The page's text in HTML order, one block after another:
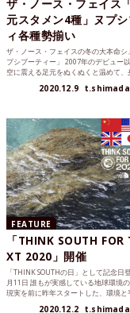
ザ・ノース・フェイス
元スタメン4種」ヌプ
ィ各種勢揃い
ザ・ノース・フェイスの冬の大本命シ
プシブーティー」 2007年のデビュー
空に震える足元をぬくぬくと温めて、
2020.12.9 t.shimada
FEATURE
「THINK SOUTH FOR
XT 2020」開催
「THINK SOUTHの日」として記念日
月11日 誰もが実感している地球環境
現実を前に昨年スタートした、環境と
2020.12.2 t.shimada